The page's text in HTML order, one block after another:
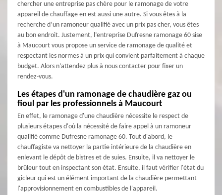
chercher une entreprise pas chère pour le ramonage de votre
appareil de chauffage en est aussi une autre. Si vous êtes à la
recherche d’un ramoneur qualifié avec un prix pas cher, vous êtes
au bon endroit. Justement, l’entreprise Dufresne ramonage 60 sise
à Maucourt vous propose un service de ramonage de qualité et
respectant les normes à un prix qui convient parfaitement à chaque
budget. Alors n’attendez plus à nous contacter pour fixer un
rendez-vous.
Les étapes d'un ramonage de chaudière gaz ou
fioul par les professionnels à Maucourt
En effet, le ramonage d'une chaudière nécessite le respect de
plusieurs étapes d'où la nécessité de faire appel à un ramoneur
qualifié comme Dufresne ramonage 60. Tout d'abord, le
chauffagiste va nettoyer la partie intérieure de la chaudière en
enlevant le dépôt de bistres et de suies. Ensuite, il va nettoyer le
brûleur tout en inspectant son état. Ensuite, il faut vérifier l'état du
gicleur qui est un élément important de la chaudière permettant
l'approvisionnement en combustibles de l'appareil.